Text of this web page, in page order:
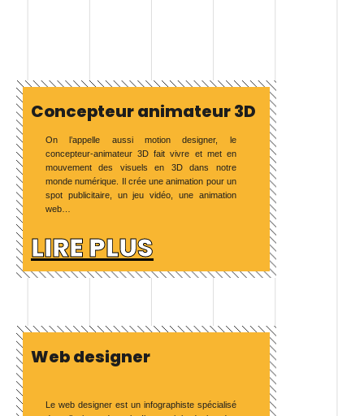
Concepteur animateur 3D
On l’appelle aussi motion designer, le
concepteur-animateur 3D fait vivre et met en
mouvement des visuels en 3D dans notre
monde numérique. Il crée une animation pour un
spot publicitaire, un jeu vidéo, une animation
web…
LIRE PLUS
Web designer
Le web designer est un infographiste spécialisé